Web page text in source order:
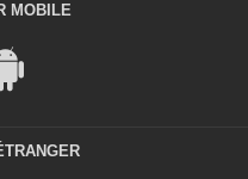
MOBILE